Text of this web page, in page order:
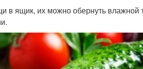
в ящик, их можно обернуть